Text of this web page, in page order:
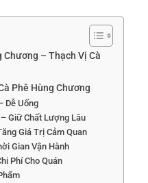
Chương – Thạch Vị Cà
Phê Hùng Chương
Dễ Uống
Giữ Chất Lượng Lâu
Giá Trị Cảm Quan
Gian Vận Hành
Phí Cho Quán